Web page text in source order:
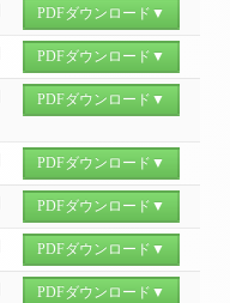
PDFダウンロード▼
PDFダウンロード▼
PDFダウンロード▼
PDFダウンロード▼
PDFダウンロード▼
PDFダウンロード▼
PDFダウンロード▼